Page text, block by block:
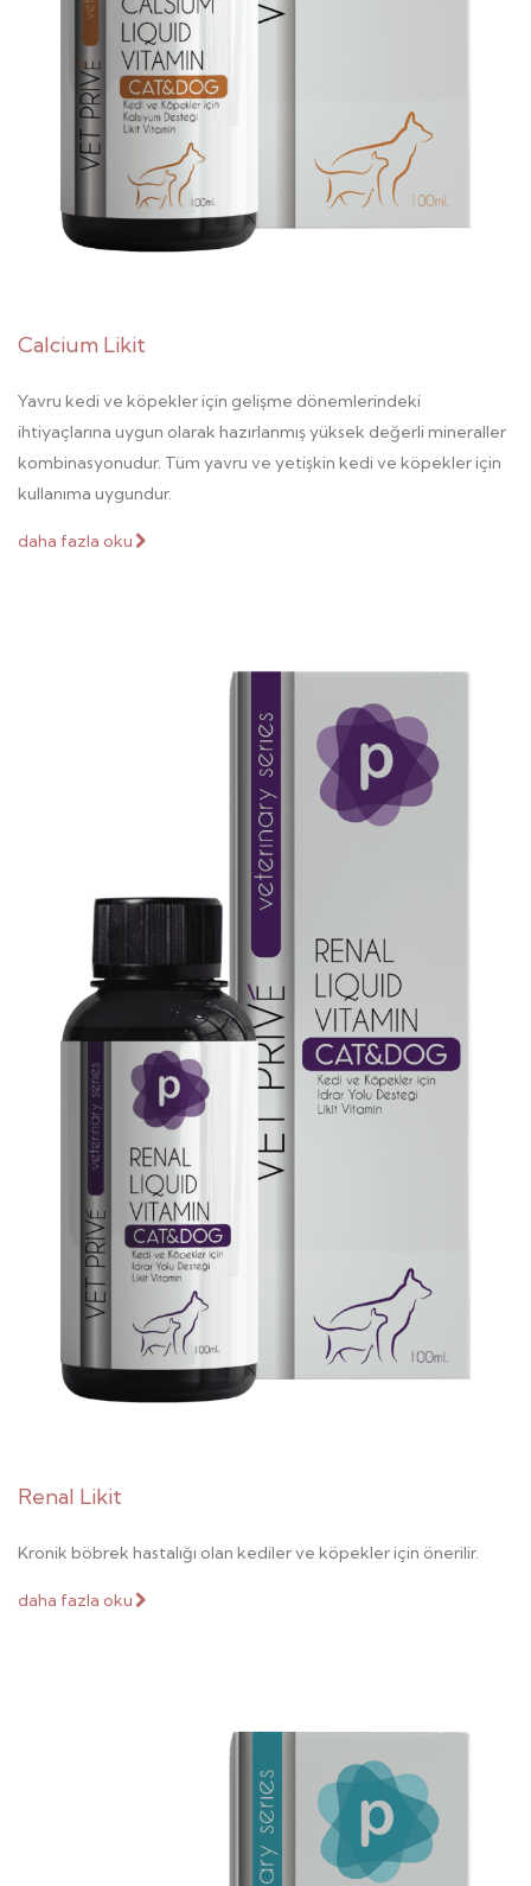
Calcium Likit
Yavru kedi ve köpekler için gelişme dönemlerindeki
ihtiyaçlarına uygun olarak hazırlanmış yüksek değerli mineraller
kombinasyonudur. Tüm yavru ve yetişkin kedi ve köpekler için
kullanıma uygundur.
daha fazla oku
Renal Likit
Kronik böbrek hastalığı olan kediler ve köpekler için önerilir.
daha fazla oku